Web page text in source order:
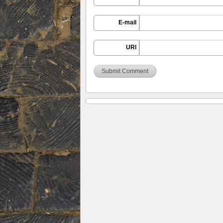
E-mail
URI